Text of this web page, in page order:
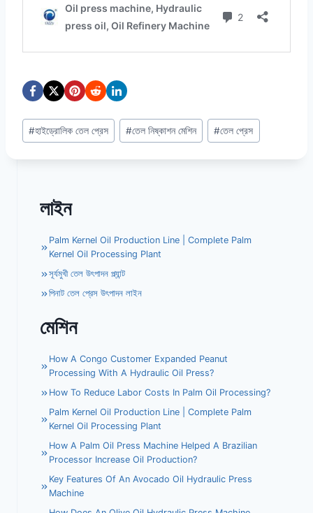
Post
Tags:
#হাইড্রোলিক তেল প্রেস #তেল নিষ্কাশন মেশিন #তেল প্রেস
লাইন
Palm Kernel Oil Production Line | Complete Palm
Kernel Oil Processing Plant
সূর্যমুখী তেল উৎপাদন প্ল্যান্ট
পিনাট তেল প্রেস উৎপাদন লাইন
মেশিন
How A Congo Customer Expanded Peanut
Processing With A Hydraulic Oil Press?
How To Reduce Labor Costs In Palm Oil Processing?
Palm Kernel Oil Production Line | Complete Palm
Kernel Oil Processing Plant
How A Palm Oil Press Machine Helped A Brazilian
Processor Increase Oil Production?
Key Features Of An Avocado Oil Hydraulic Press
Machine